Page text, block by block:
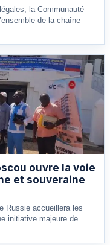
la Communauté
de la chaîne
ouvre la voie
et souveraine
Russie accueillera les
initiative majeure de